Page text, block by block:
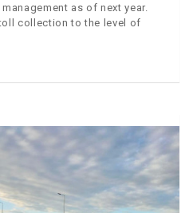
as of next year.
collection to the level of